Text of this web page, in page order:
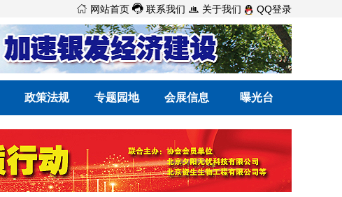
 网站首页  联系我们  关于我们 QQ登录
政策法规 专题园地 会展信息 曝光台